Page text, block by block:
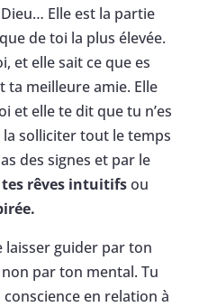
Elle est la partie
de toi la plus élevée.
et elle sait ce que es
ta meilleure amie. Elle
et elle te dit que tu n’es
la solliciter tout le temps
des signes et par le
tes rêves intuitifsou
laisser guider par ton
par ton mental. Tu
en relation à